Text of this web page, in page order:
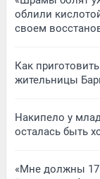
облили
своем
Как
жительницы
Накипело у
осталась быть
«Мне должны 17